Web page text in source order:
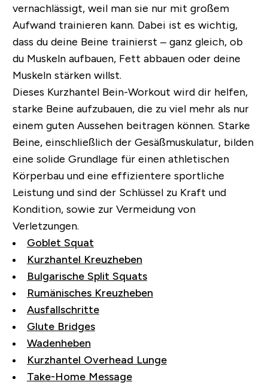
vernachlässigt, weil man sie nur mit großem
Aufwand trainieren kann. Dabei ist es wichtig,
dass du deine Beine trainierst – ganz gleich, ob
du Muskeln aufbauen, Fett abbauen oder deine
Muskeln stärken willst.
Dieses Kurzhantel Bein-Workout wird dir helfen,
starke Beine aufzubauen, die zu viel mehr als nur
einem guten Aussehen beitragen können. Starke
Beine, einschließlich der Gesäßmuskulatur, bilden
eine solide Grundlage für einen athletischen
Körperbau und eine effizientere sportliche
Leistung und sind der Schlüssel zu Kraft und
Kondition, sowie zur Vermeidung von
Verletzungen.
Goblet Squat
Kurzhantel Kreuzheben
Bulgarische Split Squats
Rumänisches Kreuzheben
Ausfallschritte
Glute Bridges
Wadenheben
Kurzhantel Overhead Lunge
Take-Home Message